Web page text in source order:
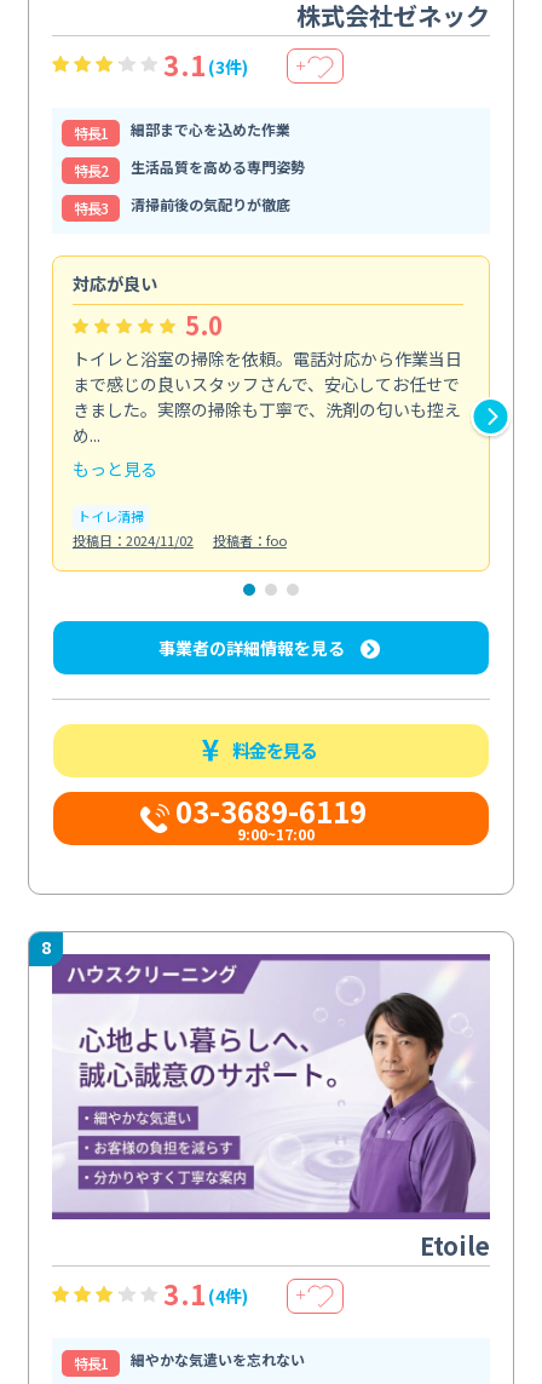
株式会社ゼネック
3.1 (3件) ＋
特⻑1
細部まで心を込めた作業
特⻑2
生活品質を高める専門姿勢
特⻑3
清掃前後の気配りが徹底
対応が良い
5.0
トイレと浴室の掃除を依頼。電話対応から作業当日
まで感じの良いスタッフさんで、安心してお任せで
きました。実際の掃除も丁寧で、洗剤の匂いも控え
め...
もっと見る
トイレ清掃
投稿日：2024/11/02
投稿者：foo
事業者の詳細情報を見る
料金を見る
03-3689-6119
9:00~17:00
8
Etoile
3.1 (4件) ＋
特⻑1
細やかな気遣いを忘れない